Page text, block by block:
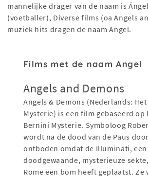
mannelijke drager van de naam is
(voetballer), Diverse films (oa Angels
muziek hits dragen de naam Angel.
Films met de naam Angel
Angels and Demons
Angels & Demons (Nederlands:
Mysterie) is een film gebaseerd op
Bernini Mysterie. Symboloog
wordt na de dood van de Paus
ontboden omdat de Illuminati, een
doodgewaande, mysterieuze
Rome een bom heeft geplaatst. Ze